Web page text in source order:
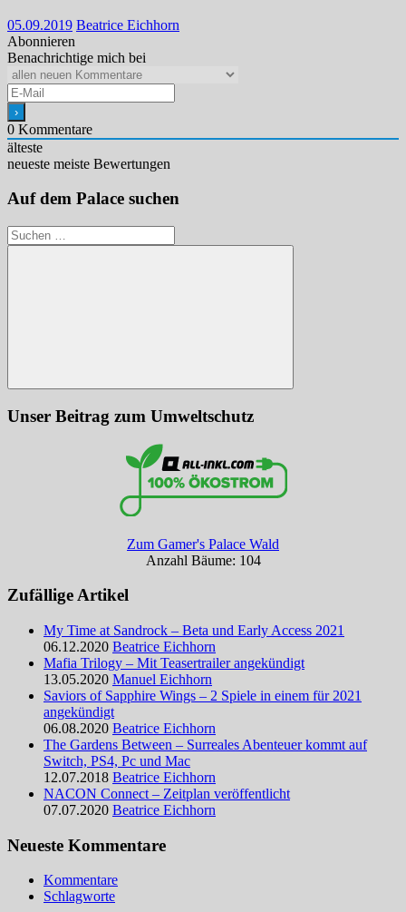
05.09.2019 Beatrice Eichhorn
Abonnieren
Benachrichtige mich bei
0 Kommentare
älteste
neueste meiste Bewertungen
Auf dem Palace suchen
Suchen
nach:
Suchen
Unser Beitrag zum Umweltschutz
Zum Gamer's Palace Wald
Anzahl Bäume: 104
Zufällige Artikel
My Time at Sandrock – Beta und Early Access 2021
06.12.2020 Beatrice Eichhorn
Mafia Trilogy – Mit Teasertrailer angekündigt
13.05.2020 Manuel Eichhorn
Saviors of Sapphire Wings – 2 Spiele in einem für 2021
angekündigt
06.08.2020 Beatrice Eichhorn
The Gardens Between – Surreales Abenteuer kommt auf
Switch, PS4, Pc und Mac
12.07.2018 Beatrice Eichhorn
NACON Connect – Zeitplan veröffentlicht
07.07.2020 Beatrice Eichhorn
Neueste Kommentare
Kommentare
Schlagworte